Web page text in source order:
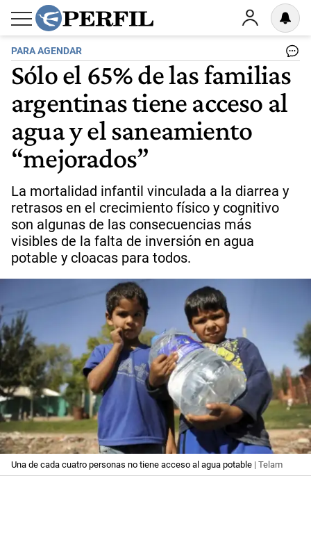
PARA AGENDAR
Sólo el 65% de las familias
argentinas tiene acceso al
agua y el saneamiento
“mejorados”
La mortalidad infantil vinculada a la diarrea y
retrasos en el crecimiento físico y cognitivo
son algunas de las consecuencias más
visibles de la falta de inversión en agua
potable y cloacas para todos.
Una de cada cuatro personas no tiene acceso al agua potable | Telam